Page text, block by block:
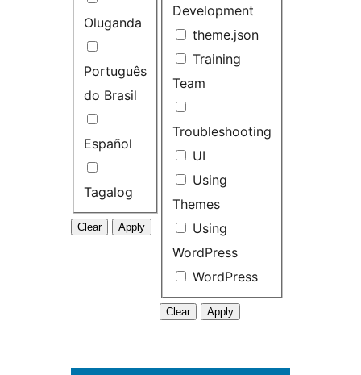
Oluganda
Português
do Brasil
Español
Tagalog
Development
theme.json
Training
Team
Troubleshooting
UI
Using
Themes
Using
WordPress
WordPress